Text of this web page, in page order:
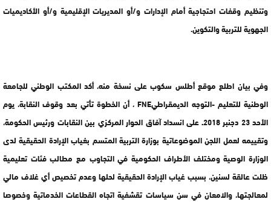
وتنظيم وقفات احتجاجية أمام الإدارات و/أو المديريات الإقليمية و/أو الأكاديميات
الجهوية للتربية والتكوين.
وفي بيان اطلع موقع أطلس سكوب على نسخة منه، أكد المكتب الوطني للجامعة
الوطنية للتعليم -التوجه الديمقراطيFNE ، أن الخطوة تأتي بعد وقوف النقابة، يوم
الأحد 23 دجنبر 2018ـ على انسداد آفاق الحوار المركزي بين النقابات ورئيس الحكومة،
وتقييمه لعمل اللجن الموضوعاتية بوزارة التربية المتسم بغياب الإرادة الحقيقية لدى
الوزارة الوصية ومختلف الأطراف الحكومية في التجاوب مع مطالب فئات تعليمية
ظلت عالقة لسنين، بسبب غياب الإرادة الحقيقية لحلها وعدم تخصيص أي غلاف مالي
لمعالجتها، والامعان في سن سياسات تقشفية اتجاه القطاعات الخدماتية وخصوصا